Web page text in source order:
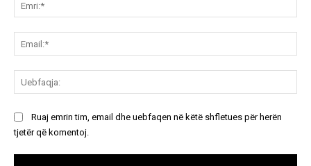
Ruaj emrin tim, email dhe uebfaqen në këtë shfletues për herën
tjetër që komentoj.